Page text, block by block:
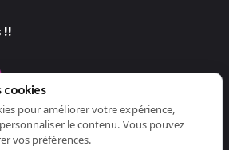
!!
cookies
pour améliorer votre expérience,
le contenu. Vous pouvez
vos préférences.